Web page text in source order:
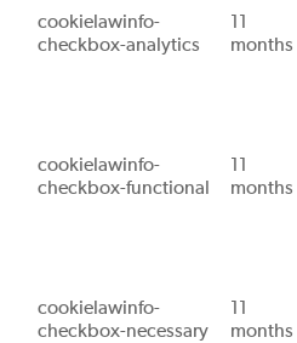
cookielawinfo-
checkbox-analytics
months
cookielawinfo-
checkbox-functional
months
cookielawinfo-
checkbox-necessary
months